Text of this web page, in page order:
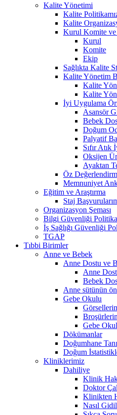
Kalite Yönetimi
Kalite
Kalite
Kurul Komite
Kurul
Komite
Ekip
Sağlıkta Kalite
Kalite Yönetim
Kalite
Kalite
İyi Uygulama
Asansör
Bebek
Doğum
Palyatif
Sıfır
Oksijen
Ayaktan
Öz
Memnuniyet
Eğitim ve Araştırma
Staj
Organizasyon Şeması
Bilgi Güvenliği
İş Sağlığı Güvenliği
TGAP
Tıbbi Birimler
Anne ve Bebek
Anne Dostu ve
Anne
Bebek
Anne sütünün
Gebe Okulu
Gebe
Dökümanlar
Doğumhane
Doğum
Kliniklerimiz
Dahiliye
Klinik
Doktor
Klinikten
Nasıl